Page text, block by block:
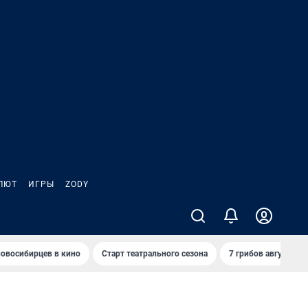
ИГРЫ ZODY
в кино Старт театрального сезона 7 грибов августа